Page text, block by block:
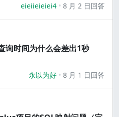
eieiieieiei4 8 月 2 日回答
询时间为什么会差出1秒
永以为好 8 月 1 日回答